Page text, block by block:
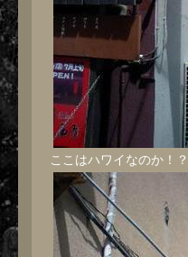
ここはハワイなのか！